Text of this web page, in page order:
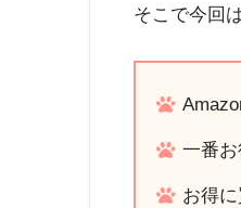
そこで今回は
一番
お得